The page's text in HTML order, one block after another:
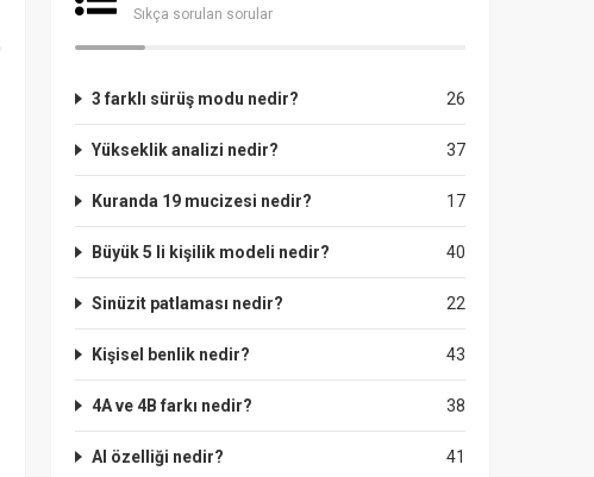
Sıkça sorulan sorular
26
3 farklı sürüş modu nedir?
37
Yükseklik analizi nedir?
17
Kuranda 19 mucizesi nedir?
40
Büyük 5 li kişilik modeli nedir?
22
Sinüzit patlaması nedir?
43
Kişisel benlik nedir?
38
4A ve 4B farkı nedir?
41
Al özelliği nedir?